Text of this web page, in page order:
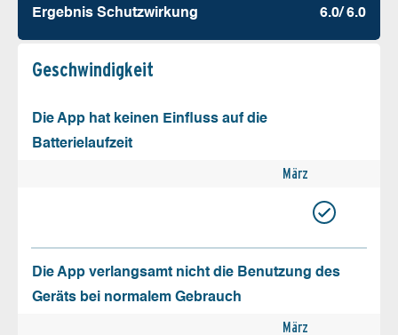
Ergebnis Schutz­wirkung 6.0/ 6.0
Geschw­indigkeit
Die App hat keinen Einfluss auf die
Batterielaufzeit
März
Die App verlangsamt nicht die Benutzung des
Geräts bei normalem Gebrauch
März